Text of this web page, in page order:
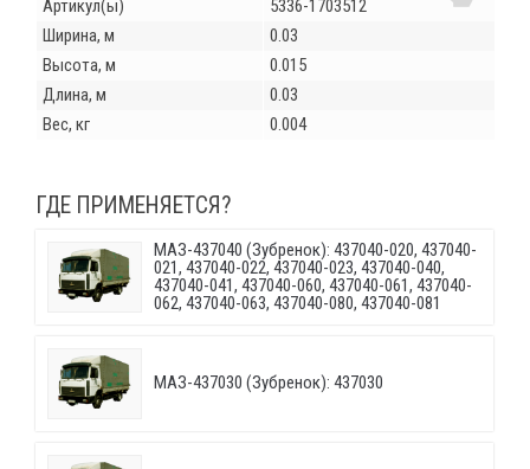
Артикул(ы)
5336-1703512
Ширина, м
0.03
Высота, м
0.015
Длина, м
0.03
Вес, кг
0.004
ГДЕ ПРИМЕНЯЕТСЯ?
МАЗ-437040 (Зубренок): 437040-020, 437040-
021, 437040-022, 437040-023, 437040-040,
437040-041, 437040-060, 437040-061, 437040-
062, 437040-063, 437040-080, 437040-081
МАЗ-437030 (Зубренок): 437030